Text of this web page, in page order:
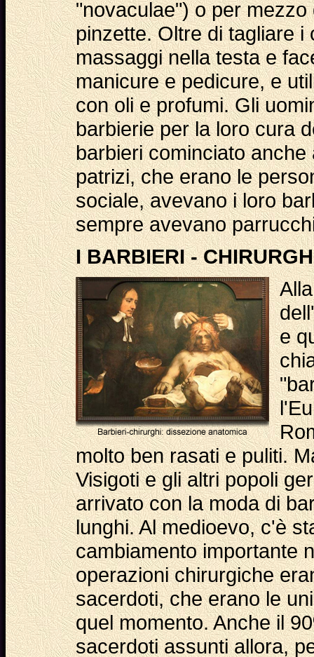
"novaculae") o per
pinzette. Oltre di tagliare
massaggi nella testa e
manicure e pedicure, e
con oli e profumi. Gli
barbierie per la loro cura
barbieri cominciato
patrizi, che erano le
sociale, avevano i loro
sempre avevano
I BARBIERI -
e
molto ben rasati e puliti.
Visigoti e gli altri popoli
arrivato con la moda di
lunghi. Al medioevo, c'è
cambiamento importante
operazioni chirurgiche
sacerdoti, che erano le
quel momento. Anche il
sacerdoti assunti allora,